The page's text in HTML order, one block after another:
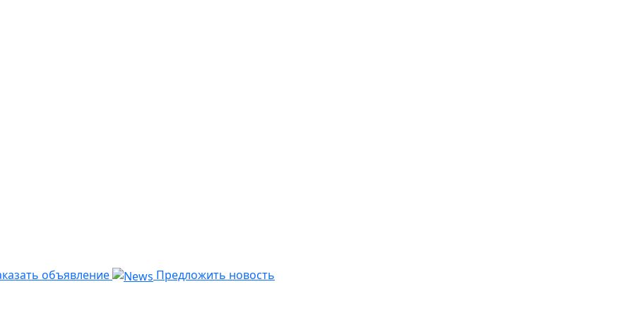
объявление Предложить новость